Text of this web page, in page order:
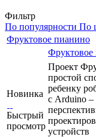
Фильтр
По популярности По
Фруктовое пианино
Новинка
Быстрый
просмотр
Фруктовое
Проект
простой
ребенку
с Arduino
устройств